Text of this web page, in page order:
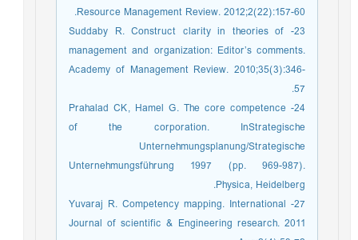
Resource Management Review. 2012;2(22):157-60.
23- Suddaby R. Construct clarity in theories of
management and organization: Editor’s comments.
Academy of Management Review. 2010;35(3):346-
57.
24- Prahalad CK, Hamel G. The core competence
of the corporation. InStrategische
Unternehmungsplanung/Strategische
Unternehmungsführung 1997 (pp. 969-987).
Physica, Heidelberg.
27- Yuvaraj R. Competency mapping. International
Journal of scientific & Engineering research. 2011